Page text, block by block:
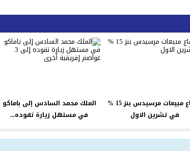
ارتفاع مبيعات مرسيدس بنز 15 %
في تشرين الاول
الملك محمد السادس إلى باماكو
في مستهل زيارة تقوده...